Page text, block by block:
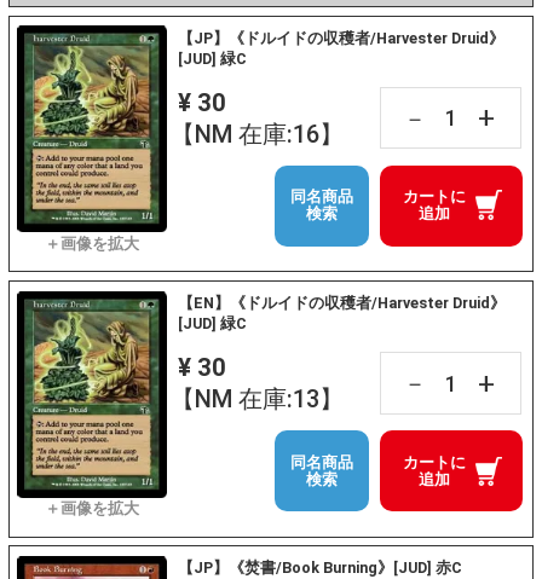
【JP】《ドルイドの収穫者/Harvester Druid》
[JUD] 緑C
¥ 30
【NM 在庫:16】
－ +
カートに
追加
同名商品
検索
【EN】《ドルイドの収穫者/Harvester Druid》
[JUD] 緑C
¥ 30
【NM 在庫:13】
－ +
カートに
追加
同名商品
検索
【JP】《焚書/Book Burning》[JUD] 赤C